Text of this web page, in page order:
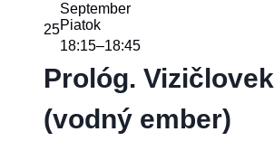
25
September
Piatok
18:15–18:45
Prológ. Vizičlovek
(vodný ember)